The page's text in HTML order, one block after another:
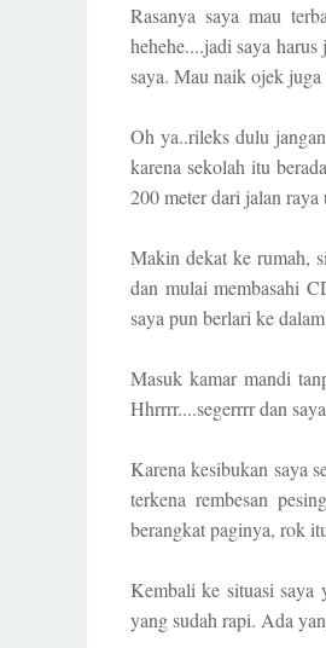
Rasanya saya mau
hehehe....jadi saya
saya. Mau naik ojek
Oh ya..rileks dulu
karena sekolah itu
200 meter dari jalan raya
Makin dekat ke rumah,
dan mulai membasahi
saya pun berlari ke
Masuk kamar mandi
Hhrrrr....segerrrr dan
Karena kesibukan saya
terkena rembesan
berangkat paginya, rok
Kembali ke situasi saya
yang sudah rapi. Ada